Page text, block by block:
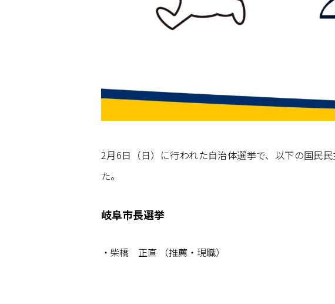
2月6日（日）に行われた自治体選挙で、以下の国民
た。
岐阜市長選挙
柴橋 正直 （推薦・現職）